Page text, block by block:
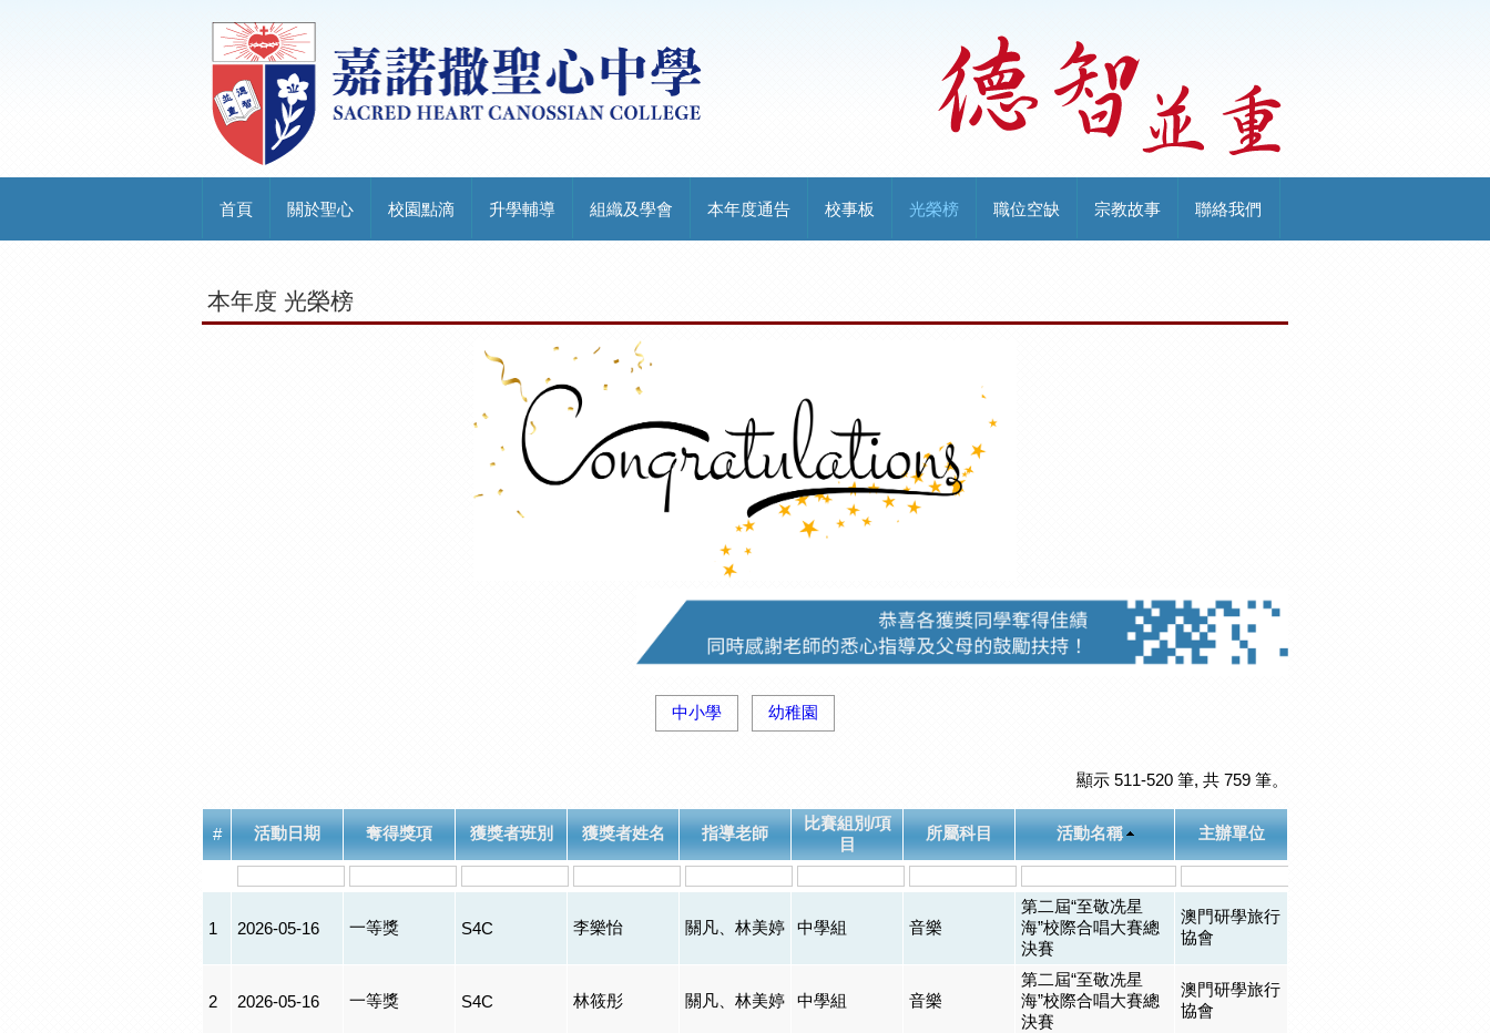
首頁 關於聖心 校園點滴 升學輔導 組織及學會 本年度通告 校事板 光榮榜 職位空缺 宗教故事 聯絡我們
本年度 光榮榜
中小學 幼稚園
顯示 511-520 筆, 共 759 筆。
# 活動日期 奪得獎項 獲獎者班別 獲獎者姓名 指導老師
比賽組別/項
目
所屬科目 活動名稱 主辦單位
1 2026-05-16 一等獎 S4C 李樂怡 關凡、林美婷 中學組 音樂
第二屆“至敬冼星
海”校際合唱大賽總
決賽
澳門研學旅行
協會
2 2026-05-16 一等獎 S4C 林筱彤 關凡、林美婷 中學組 音樂
第二屆“至敬冼星
海”校際合唱大賽總
決賽
澳門研學旅行
協會